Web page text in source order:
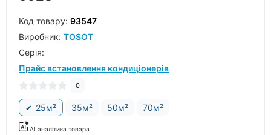
Код товару: 93547
Виробник: TOSOT
Серiя:
Прайс встановлення кондиціонерів
0
25м² 35м² 50м² 70м²
AI аналітика товара